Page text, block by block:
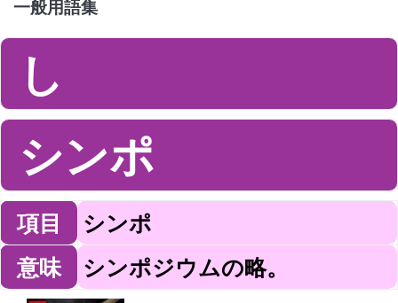
一般用語集
し
シンポ
項目
シンポ
意味
シンポジウムの略。